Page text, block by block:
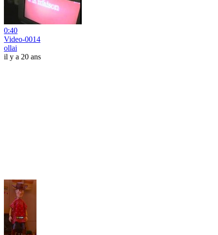
0:40
Video-0014
ollai
il y a 20 ans